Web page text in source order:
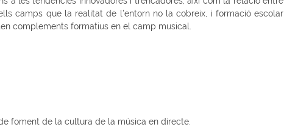
camps que la realitat de l’entorn no la cobreix, i formació escolar
complements formatius en el camp musical.
de la cultura de la música en directe.